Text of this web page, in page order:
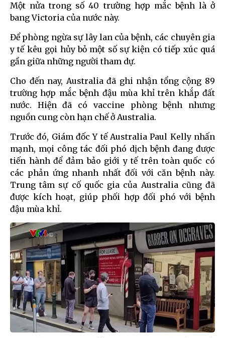
Một nửa trong số 40 trường hợp mắc bệnh là ở
bang Victoria của nước này.
Để phòng ngừa sự lây lan của bệnh, các chuyên gia
y tế kêu gọi hủy bỏ một số sự kiện có tiếp xúc quá
gần giữa những người tham dự.
Cho đến nay, Australia đã ghi nhận tổng cộng 89
trường hợp mắc bệnh đậu mùa khỉ trên khắp đất
nước. Hiện đã có vaccine phòng bệnh nhưng
nguồn cung còn hạn chế ở Australia.
Trước đó, Giám đốc Y tế Australia Paul Kelly nhấn
mạnh, mọi công tác đối phó dịch bệnh đang được
tiến hành để đảm bảo giới y tế trên toàn quốc có
các phản ứng nhanh nhất đối với căn bệnh này.
Trung tâm sự cố quốc gia của Australia cũng đã
được kích hoạt, giúp phối hợp đối phó với bệnh
đậu mùa khỉ.